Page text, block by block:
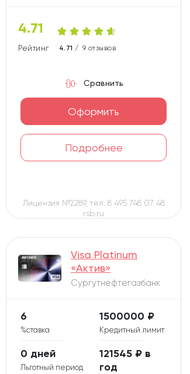
4.71
Рейтинг карты
4.71 / 9 отзывов
Оформить
Подробнее
Сравнить
Лицензия №2289, тел. 8 495 748 07 48
rsb.ru
Visa Platinum
«Актив»
Сургутнефтегазбанк
%ставка
6
Кредитный лимит
1500000 ₽
Льготный период
0 дней
121545 ₽ в
год